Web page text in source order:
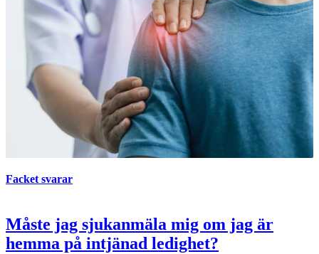
Facket svarar
Måste jag sjukanmäla mig om jag är
hemma på intjänad ledighet?